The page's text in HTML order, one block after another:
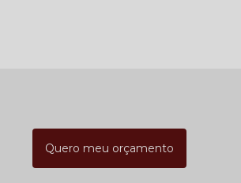
Quero meu orçamento